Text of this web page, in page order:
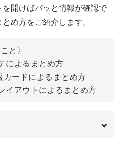
とめ方 08:43
を開けばパッと情報が確認で
め方をご紹介します。
と〉
によるまとめ方
ードによるまとめ方
アウトによるまとめ方